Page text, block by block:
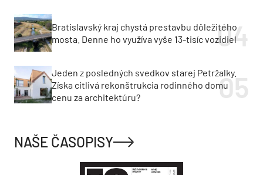
Bratislavský kraj chystá prestavbu dôležitého
mosta. Denne ho využíva vyše 13-tisíc vozidiel
Jeden z posledných svedkov starej Petržalky.
Získa citlivá rekonštrukcia rodinného domu
cenu za architektúru?
NAŠE ČASOPISY